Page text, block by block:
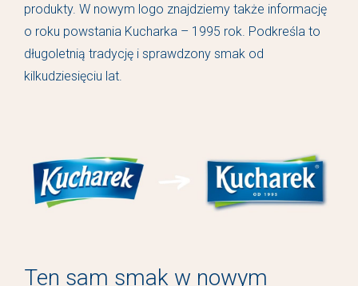
produkty. W nowym logo znajdziemy także informację
o roku powstania Kucharka – 1995 rok. Podkreśla to
długoletnią tradycję i sprawdzony smak od
kilkudziesięciu lat.
Ten sam smak w nowym